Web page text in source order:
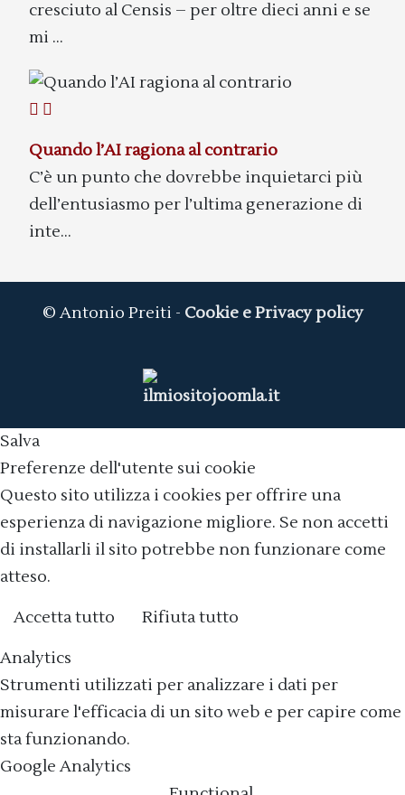
cresciuto al Censis – per oltre dieci anni e se
mi ...
Quando l’AI ragiona al contrario
C’è un punto che dovrebbe inquietarci più
dell’entusiasmo per l’ultima generazione di
inte...
© Antonio Preiti - Cookie e Privacy policy
Salva
Preferenze dell'utente sui cookie
Questo sito utilizza i cookies per offrire una
esperienza di navigazione migliore. Se non accetti
di installarli il sito potrebbe non funzionare come
atteso.
Accetta tutto
Rifiuta tutto
Analytics
Strumenti utilizzati per analizzare i dati per
misurare l'efficacia di un sito web e per capire come
sta funzionando.
Google Analytics